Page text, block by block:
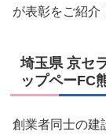
が表彰をご紹介
埼玉県 京セ
ップペーFC
創業者同士の建